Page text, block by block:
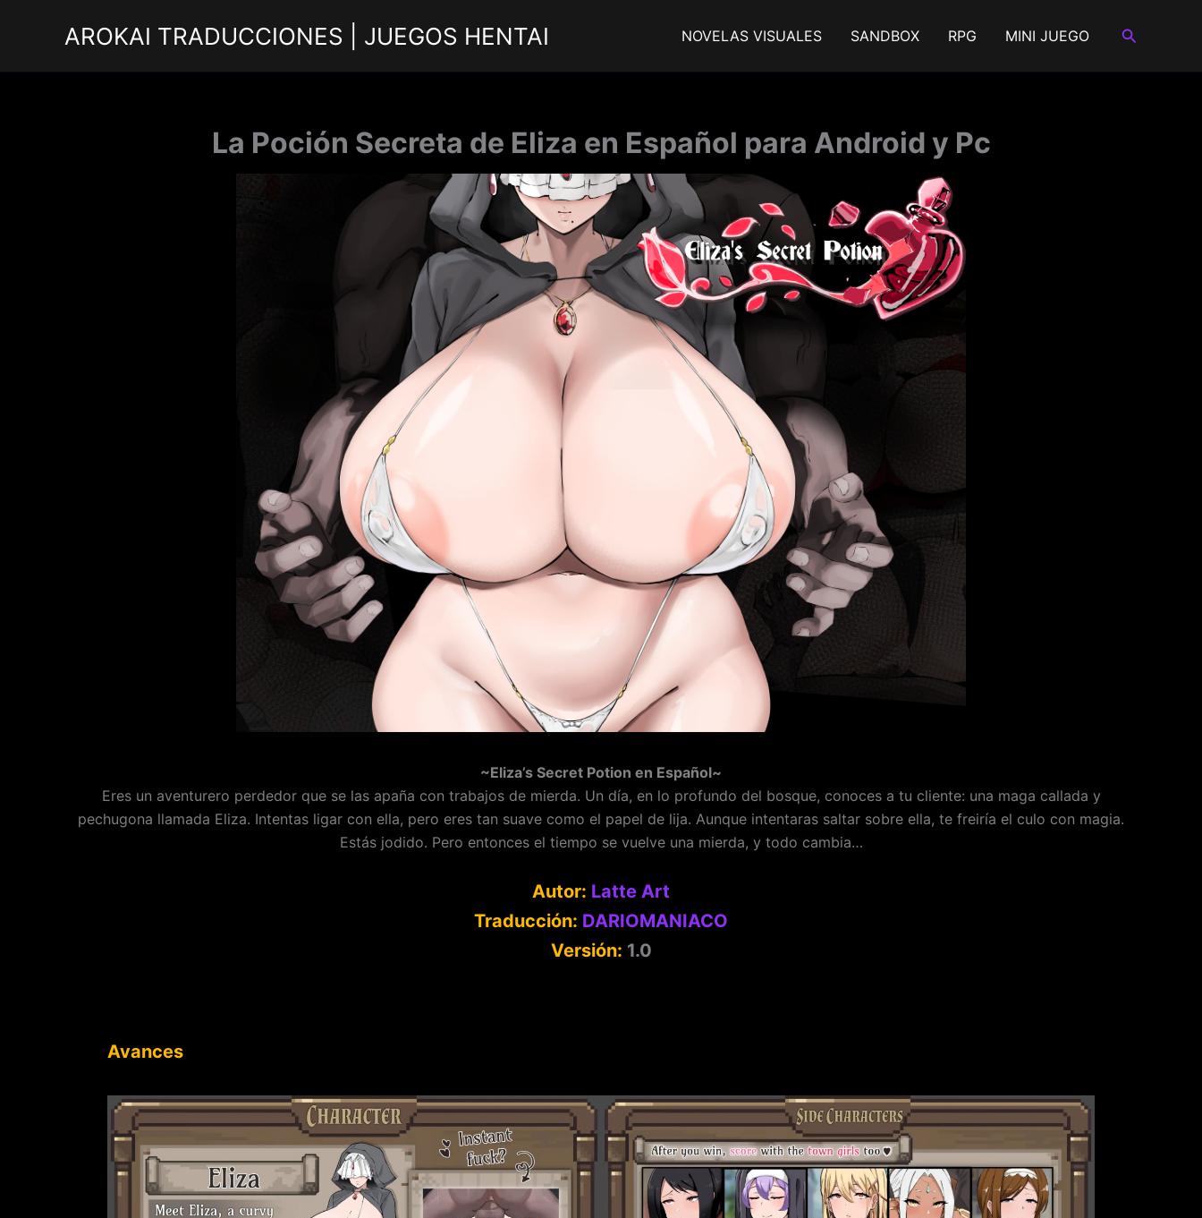
AROKAI TRADUCCIONES | JUEGOS HENTAI NOVELAS VISUALES SANDBOX RPG MINI JUEGO Buscar
La Poción Secreta de Eliza en Español para Android y Pc
~Eliza’s Secret Potion en Español~
Eres un aventurero perdedor que se las apaña con trabajos de mierda. Un día, en lo profundo del bosque, conoces a tu cliente: una maga callada y
pechugona llamada Eliza. Intentas ligar con ella, pero eres tan suave como el papel de lija. Aunque intentaras saltar sobre ella, te freiría el culo con magia.
Estás jodido. Pero entonces el tiempo se vuelve una mierda, y todo cambia…
Autor: Latte Art
Traducción: DARIOMANIACO
Versión: 1.0
Avances